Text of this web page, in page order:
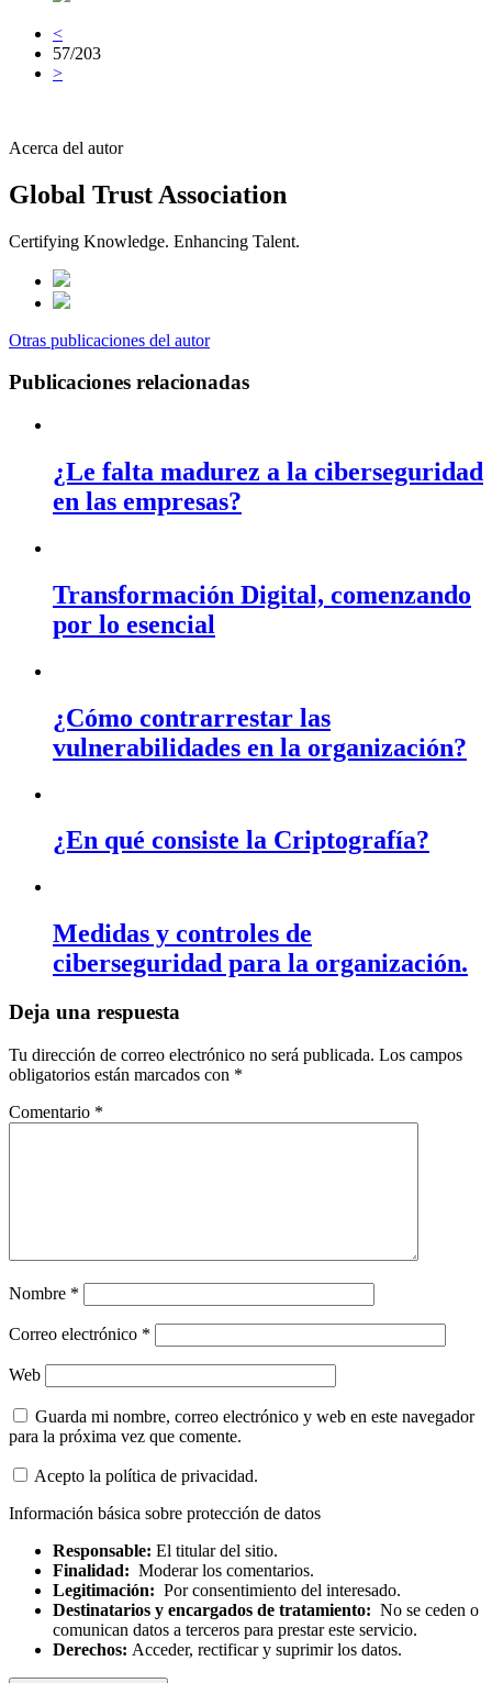
<
57/203
>
Acerca del autor
Global Trust Association
Certifying Knowledge. Enhancing Talent.
Otras publicaciones del autor
Publicaciones relacionadas
¿Le falta madurez a la ciberseguridad
en las empresas?
Transformación Digital, comenzando
por lo esencial
¿Cómo contrarrestar las
vulnerabilidades en la organización?
¿En qué consiste la Criptografía?
Medidas y controles de
ciberseguridad para la organización.
Deja una respuesta
Tu dirección de correo electrónico no será publicada. Los campos
obligatorios están marcados con *
Comentario *
Nombre *
Correo electrónico *
Web
Guarda mi nombre, correo electrónico y web en este navegador
para la próxima vez que comente.
Acepto la política de privacidad.
Información básica sobre protección de datos
Responsable: El titular del sitio.
Finalidad: Moderar los comentarios.
Legitimación: Por consentimiento del interesado.
Destinatarios y encargados de tratamiento: No se ceden o
comunican datos a terceros para prestar este servicio.
Derechos: Acceder, rectificar y suprimir los datos.